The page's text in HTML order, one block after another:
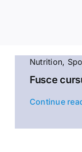
Nutrition,
Fusce
Continue